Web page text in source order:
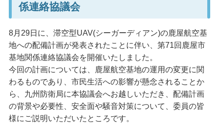
係連絡協議会
8月29日に、滞空型UAV(シーガーディアン)の鹿屋航空基
地への配備計画が発表されたことに伴い、第71回鹿屋市
基地関係連絡協議会を開催いたしました。
今回の計画については、鹿屋航空基地の運用の変更に関
わるものであり、市民生活への影響が懸念されることか
ら、九州防衛局に本協議会へお越しいただき、配備計画
の背景や必要性、安全面や騒音対策について、委員の皆
様にご説明いただいたところです。